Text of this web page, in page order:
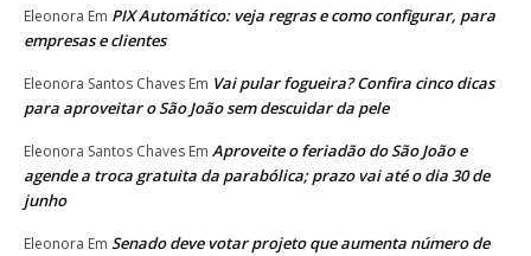
Eleonora Em PIX Automático: veja regras e como configurar, para
empresas e clientes
Eleonora Santos Chaves Em Vai pular fogueira? Confira cinco dicas
para aproveitar o São João sem descuidar da pele
Eleonora Santos Chaves Em Aproveite o feriadão do São João e
agende a troca gratuita da parabólica; prazo vai até o dia 30 de
junho
Eleonora Em Senado deve votar projeto que aumenta número de